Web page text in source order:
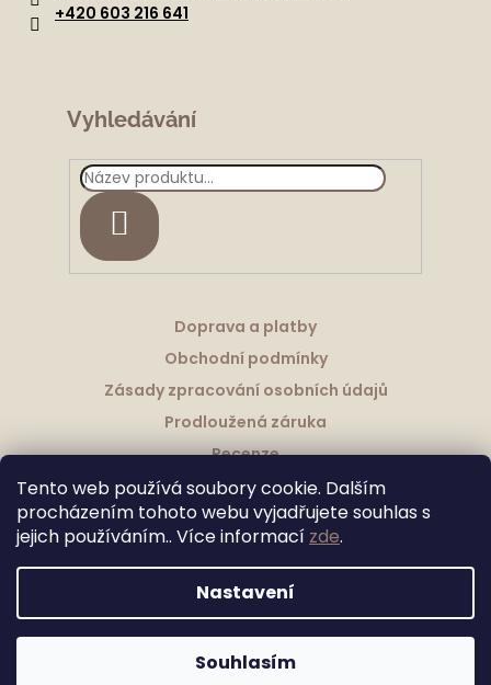
Tento web používá soubory cookie. Dalším
procházením tohoto webu vyjadřujete souhlas s
jejich používáním.. Více informací zde.
Nastavení
Souhlasím
+420 603 216 641
Vyhledávání
HLEDAT
Doprava a platby
Obchodní podmínky
Zásady zpracování osobních údajů
Prodloužená záruka
Recenze
Upravila Shopea.cz
Copyright 2026Granitové Dřezy Schock. Všechna práva
vyhrazena.